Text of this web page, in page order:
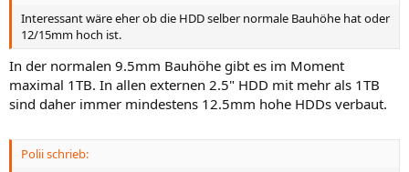
Interessant wäre eher ob die HDD selber normale Bauhöhe hat oder
12/15mm hoch ist.
In der normalen 9.5mm Bauhöhe gibt es im Moment
maximal 1TB. In allen externen 2.5" HDD mit mehr als 1TB
sind daher immer mindestens 12.5mm hohe HDDs verbaut.
Polii schrieb: